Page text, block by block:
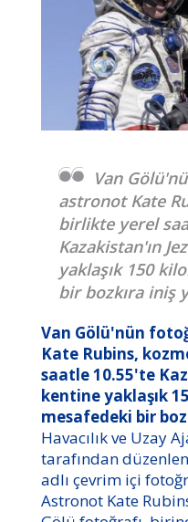
Van
astronot Kate
birlikte yerel
Kazakistan'ın
yaklaşık 150
bir bozkıra iniş
Van Gölü'nün
Kate Rubins,
saatle 10.55'te
kentine yaklaşık
mesafedeki bir
Havacılık ve Uzay
tarafından
adlı çevrim içi
Astronot Kate